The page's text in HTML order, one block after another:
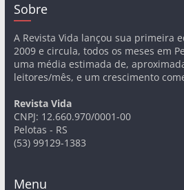
Sobre
A Revista Vida lançou sua primeira
2009 e circula, todos os meses em
uma média estimada de,
leitores/mês, e um crescimento
Revista Vida
CNPJ: 12.660.970/0001-00
Pelotas - RS
(53) 99129-1383
Menu